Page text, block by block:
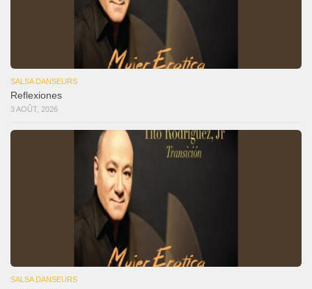
SALSA DANSEURS
Reflexiones
3 AOÛT, 2026
SALSA DANSEURS